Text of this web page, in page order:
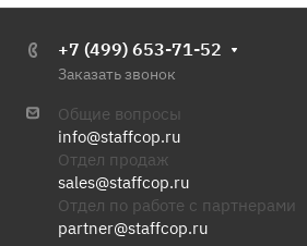
+7 (499) 653-71-52
Заказать звонок
Общие вопросы
info@staffcop.ru
Отдел продаж
sales@staffcop.ru
Отдел по работе с партнерами
partner@staffcop.ru